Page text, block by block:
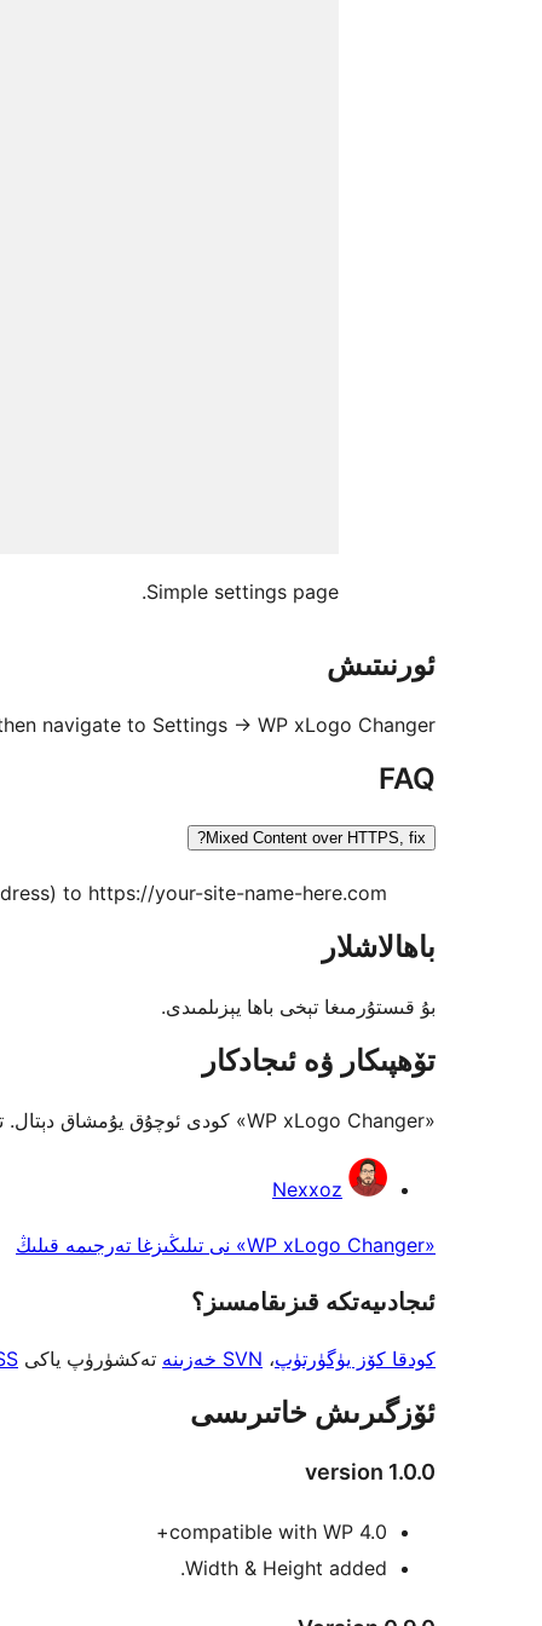
Simple settings page.
ئورنىتىش
navigate to Settings -> WP xLogo Changer.
FAQ
Mixed Content over HTTPS, fix?
to https://your-site-name-here.com
باھالاشلار
بۇ قىستۇرمىغا تېخى باھا يېزىلمىدى.
تۆھپىكار ۋە ئىجادكار
«WP xLogo Changer» كودى ئوچۇق يۇمشاق دېتال. تۆۋەندىكى كىشىلەر بۇ قىستۇرمىغا تۆھپە قوشقان.
تۆھپىكار
Nexxoz
«WP xLogo Changer» نى تىلىڭىزغا تەرجىمە قىلىڭ
ئىجادىيەتكە قىزىقامسىز؟
كودقا كۆز يۈگۈرتۈپ، SVN خەزىنە تەكشۈرۈپ ياكى
ئۆزگىرىش خاتىرىسى
version 1.0.0
compatible with WP 4.0+
Width & Height added.